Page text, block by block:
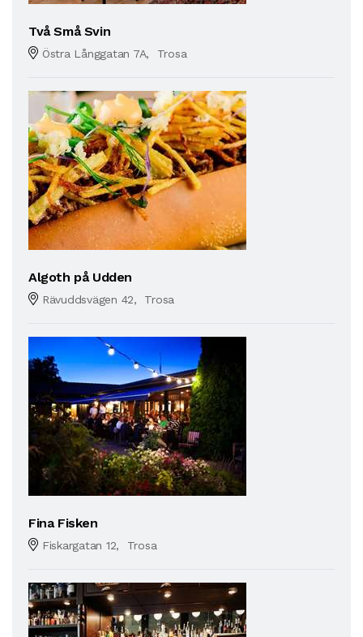
Två Små Svin
Östra Långgatan 7A, Trosa
Algoth på Udden
Rävuddsvägen 42, Trosa
Fina Fisken
Fiskargatan 12, Trosa